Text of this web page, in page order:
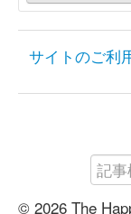
サイトのご利
© 2026 The